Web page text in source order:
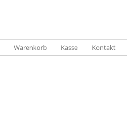
Warenkorb Kasse Kontakt